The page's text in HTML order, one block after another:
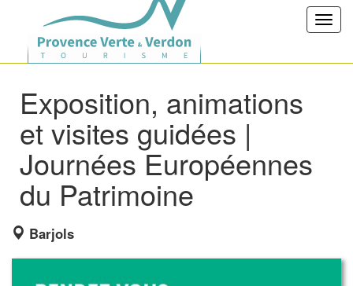
Exposition, animations
et visites guidées |
Journées Européennes
du Patrimoine
Barjols